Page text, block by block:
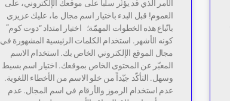
الأمر الّذي قد يؤثّر سلباً على موقعك الإلكتروني، على
العموم! قبل البدء باختيار اسم مجال ما، عليك عزيزي
باتّباع هذه الخطوات المهمّة؛ اختيار امتداد “دوت كوم”
كونه الأشهر. استخدام الكلمات الرئيسية المشهورة في
مجال الموقع الإلكتروني الخاص بك. استخدام الاسم
المعبّر عن المحتوى الخاص بموقعك. اختيار اسم بسيط
وسهل. التأكّد جيّداً من خلو الاسم من الأخطاء اللغوية.
عدم استخدام الرموز والأرقام في اسم المجال. عدم